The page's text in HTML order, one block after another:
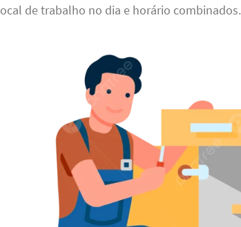
de trabalho no dia e horário combinados.